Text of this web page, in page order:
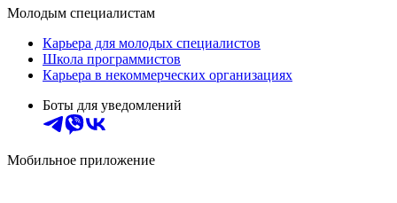
Молодым специалистам
Карьера для молодых специалистов
Школа программистов
Карьера в некоммерческих организациях
Боты для уведомлений
Мобильное приложение